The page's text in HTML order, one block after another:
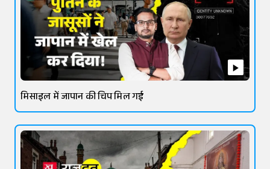
मिसाइल में जापान की चिप मिल गई